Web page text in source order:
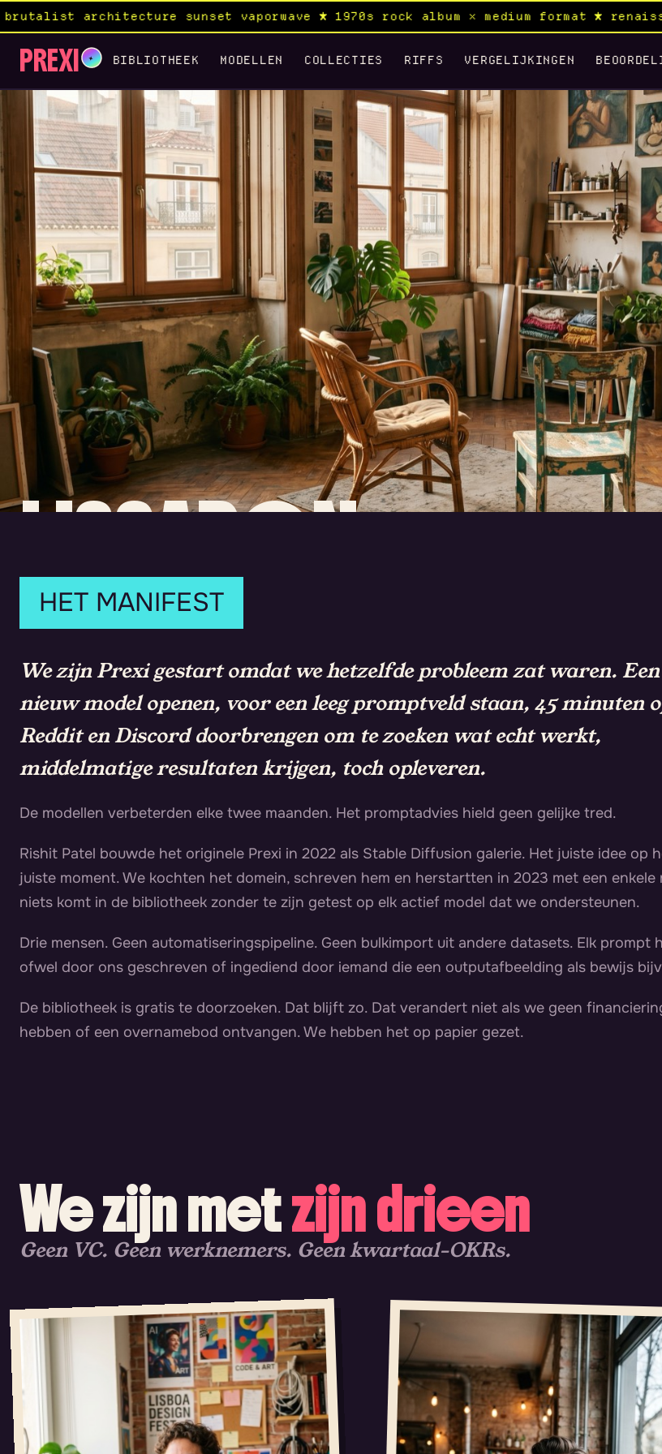
sunset vaporwave ★ 1970s rock album × medium format ★ renaissance
PREXI ✦ BIBLIOTHEEK MODELLEN COLLECTIES RIFFS VERGELIJKINGEN
LISSABON.
2023.
DRIE MENSEN.
HET MANIFEST
We zijn Prexi gestart omdat we hetzelfde probleem zat waren. Een
nieuw model openen, voor een leeg promptveld staan, 45 minuten
Reddit en Discord doorbrengen om te zoeken wat echt werkt,
middelmatige resultaten krijgen, toch opleveren.
De modellen verbeterden elke twee maanden. Het promptadvies hield geen gelijke tred.
Rishit Patel bouwde het originele Prexi in 2022 als Stable Diffusion galerie. Het juiste idee op
juiste moment. We kochten het domein, schreven hem en herstartten in 2023 met een enkele
niets komt in de bibliotheek zonder te zijn getest op elk actief model dat we ondersteunen.
Drie mensen. Geen automatiseringspipeline. Geen bulkimport uit andere datasets. Elk prompt
ofwel door ons geschreven of ingediend door iemand die een outputafbeelding als bewijs
De bibliotheek is gratis te doorzoeken. Dat blijft zo. Dat verandert niet als we geen
hebben of een overnamebod ontvangen. We hebben het op papier gezet.
We zijn metzijn drieen
Geen VC. Geen werknemers. Geen kwartaal-OKRs.